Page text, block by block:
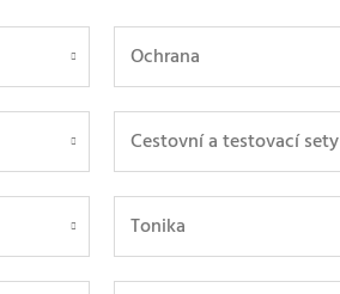
Ochrana
Cestovní a testovací sety
Tonika